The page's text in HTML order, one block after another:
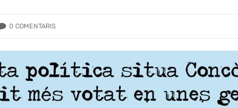
0 COMENTARIS